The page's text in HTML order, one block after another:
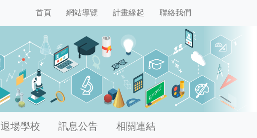
首頁 網站導覽 計畫緣起 聯絡我們
退場學校 訊息公告 相關連結